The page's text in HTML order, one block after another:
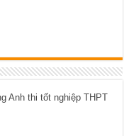
Anh thi tốt nghiệp THPT